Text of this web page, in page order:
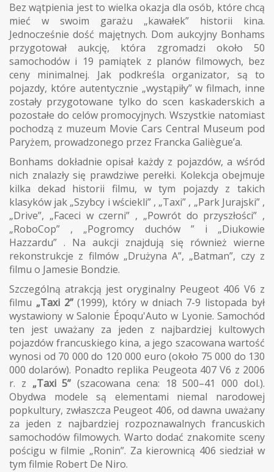
Bez wątpienia jest to wielka okazja dla osób, które chcą
mieć w swoim garażu „kawałek” historii kina.
Jednocześnie dość majętnych. Dom aukcyjny Bonhams
przygotował aukcję, która zgromadzi około 50
samochodów i 19 pamiątek z planów filmowych, bez
ceny minimalnej. Jak podkreśla organizator, są to
pojazdy, które autentycznie „wystąpiły” w filmach, inne
zostały przygotowane tylko do scen kaskaderskich a
pozostałe do celów promocyjnych. Wszystkie natomiast
pochodzą z muzeum Movie Cars Central Museum pod
Paryżem, prowadzonego przez Francka Galiègue’a.
Bonhams dokładnie opisał każdy z pojazdów, a wśród
nich znalazły się prawdziwe perełki. Kolekcja obejmuje
kilka dekad historii filmu, w tym pojazdy z takich
klasyków jak „Szybcy i wściekli” , „Taxi” , „Park Jurajski” ,
„Drive”, „Faceci w czerni” , „Powrót do przyszłości” ,
„RoboCop” , „Pogromcy duchów ” i „Diukowie
Hazzardu” . Na aukcji znajdują się również wierne
rekonstrukcje z filmów „Drużyna A”, „Batman”, czy z
filmu o Jamesie Bondzie.
Szczególną atrakcją jest oryginalny Peugeot 406 V6 z
filmu „Taxi 2”(1999), który w dniach 7-9 listopada był
wystawiony w Salonie Époqu'Auto w Lyonie. Samochód
ten jest uważany za jeden z najbardziej kultowych
pojazdów francuskiego kina, a jego szacowana wartość
wynosi od 70 000 do 120 000 euro (około 75 000 do 130
000 dolarów). Ponadto replika Peugeota 407 V6 z 2006
r. z „Taxi 5” (szacowana cena: 18 500–41 000 dol.).
Obydwa modele są elementami niemal narodowej
popkultury, zwłaszcza Peugeot 406, od dawna uważany
za jeden z najbardziej rozpoznawalnych francuskich
samochodów filmowych. Warto dodać znakomite sceny
pościgu w filmie „Ronin”. Za kierownicą 406 siedział w
tym filmie Robert De Niro.